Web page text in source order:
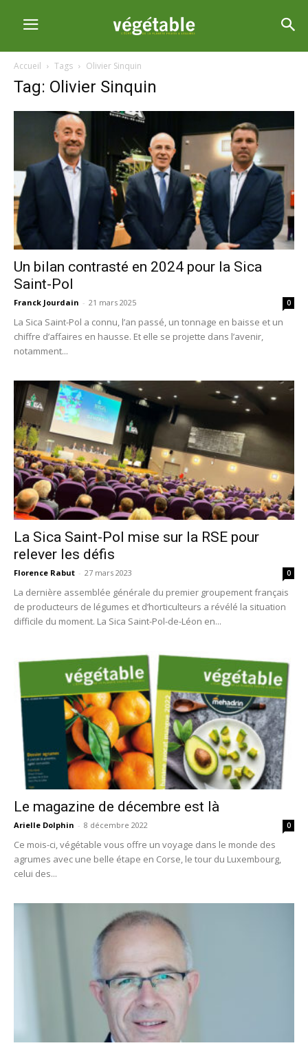
Accueil Tags Olivier Sinquin
Tag: Olivier Sinquin
Un bilan contrasté en 2024 pour la Sica
Saint-Pol
Franck Jourdain - 21 mars 2025 0
La Sica Saint-Pol a connu, l’an passé, un tonnage en baisse et un
chiffre d’affaires en hausse. Et elle se projette dans l’avenir,
notamment...
La Sica Saint-Pol mise sur la RSE pour
relever les défis
Florence Rabut - 27 mars 2023 0
La dernière assemblée générale du premier groupement français
de producteurs de légumes et d’horticulteurs a révélé la situation
difficile du moment. La Sica Saint-Pol-de-Léon en...
Le magazine de décembre est là
Arielle Dolphin - 8 décembre 2022 0
Ce mois-ci, végétable vous offre un voyage dans le monde des
agrumes avec une belle étape en Corse, le tour du Luxembourg,
celui des...